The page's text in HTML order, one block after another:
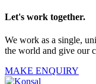
Let's work together.
We work as a single,
the world and give our
MAKE ENQUIRY